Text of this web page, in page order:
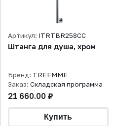
Артикул: ITRTBR258CC
Штанга для душа, хром
Бренд: TREEMME
Заказ: Складская программа
21 660.00 ₽